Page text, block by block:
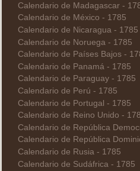
Calendario de Madagascar -
Calendario de México - 1785
Calendario de Nicaragua - 1785
Calendario de Noruega - 1785
Calendario de Países Bajos -
Calendario de Panamá - 1785
Calendario de Paraguay - 1785
Calendario de Perú - 1785
Calendario de Portugal - 1785
Calendario de Reino Unido -
Calendario de República
Calendario de República
Calendario de Rusia - 1785
Calendario de Sudáfrica - 1785